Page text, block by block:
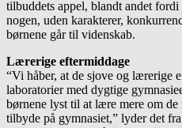
tilbuddets appel, blandt andet
nogen, uden karakterer,
børnene går til videnskab.
Lærerige eftermiddage
“Vi håber, at de sjove og lærerige
laboratorier med dygtige
børnene lyst til at lære mere om
tilbyde på gymnasiet,” lyder det